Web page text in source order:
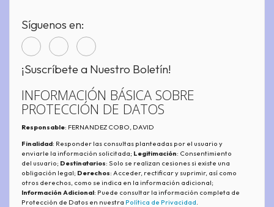
Síguenos en:
¡Suscríbete a Nuestro Boletín!
INFORMACIÓN BÁSICA SOBRE
PROTECCIÓN DE DATOS
Responsable: FERNANDEZ COBO, DAVID
Finalidad: Responder las consultas planteadas por el usuario y
enviarle la información solicitada; Legitimación: Consentimiento
del usuario; Destinatarios: Solo se realizan cesiones si existe una
obligación legal; Derechos: Acceder, rectificar y suprimir, así como
otros derechos, como se indica en la información adicional;
Información Adicional: Puede consultar la información completa de
Protección de Datos en nuestra Política de Privacidad